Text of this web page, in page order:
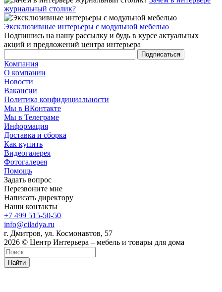
журнальный столик?
Эксклюзивные интерьеры с модульной мебелью
Подпишись на нашу рассылку и будь в курсе актуальных
акций и предложений центра интерьера
Компания
О компании
Новости
Вакансии
Политика конфидициальности
Мы в ВКонтакте
Мы в Телеграме
Информация
Доставка и сборка
Как купить
Видеогалерея
Фотогалерея
Помощь
Задать вопрос
Перезвоните мне
Написать директору
Наши контакты
+7 499 515-50-50
info@ciladya.ru
г. Дмитров, ул. Космонавтов, 57
2026 © Центр Интерьера – мебель и товары для дома
Найти